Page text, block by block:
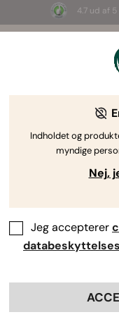
4.7 ud af 5
3
Indholdet og
myndige
Nej,
Jeg accepterer